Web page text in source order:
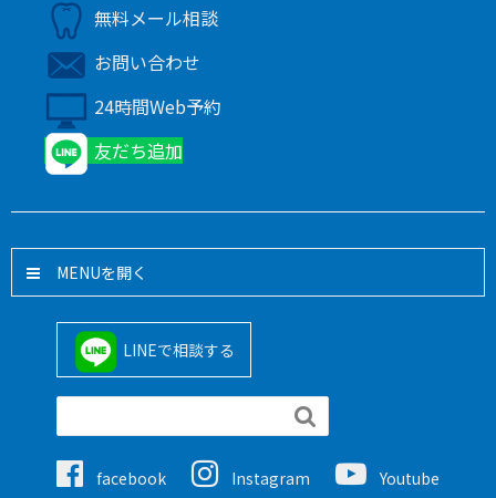
無料メール相談
お問い合わせ
24時間Web予約
友だち追加
MENU
LINEで相談する

facebook Instagram Youtube